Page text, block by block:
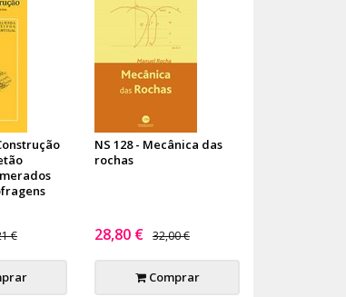
€
NS 128 - Mecânica das
rochas
28,80 € 32,00 €
Comprar